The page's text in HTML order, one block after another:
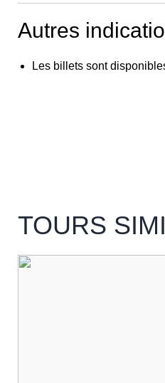
Autres
Les billets sont
TOURS